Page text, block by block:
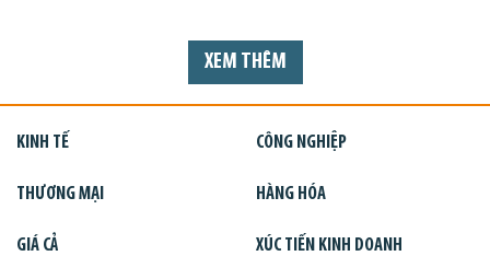
XEM THÊM
KINH TẾ CÔNG NGHIỆP
THƯƠNG MẠI HÀNG HÓA
GIÁ CẢ XÚC TIẾN KINH DOANH